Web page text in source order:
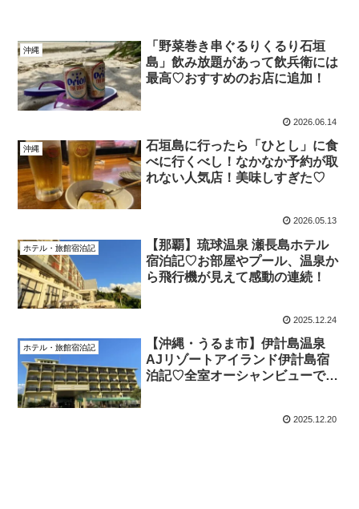
沖縄
「野菜巻き串ぐるりくるり石垣
島」飲み放題があって飲兵衛には
最高♡おすすめのお店に追加！
2026.06.14
沖縄
石垣島に行ったら「ひとし」に食
べに行くべし！なかなか予約が取
れない人気店！美味しすぎた♡
2026.05.13
ホテル・旅館宿泊記
【那覇】琉球温泉 瀬長島ホテル
宿泊記♡お部屋やプール、温泉か
ら飛行機が見えて感動の連続！
2025.12.24
ホテル・旅館宿泊記
【沖縄・うるま市】伊計島温泉
AJリゾートアイランド伊計島宿
泊記♡全室オーシャンビューでコ
2025.12.20